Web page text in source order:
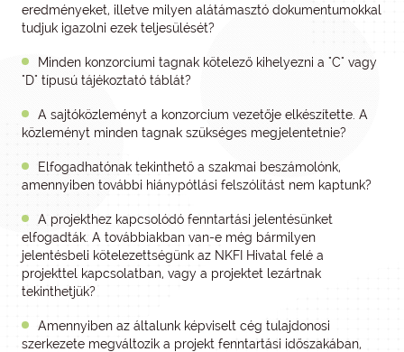
eredményeket, illetve milyen alátámasztó dokumentumokkal
tudjuk igazolni ezek teljesülését?
Minden konzorciumi tagnak kötelező kihelyezni a "C" vagy
"D" típusú tájékoztató táblát?
A sajtóközleményt a konzorcium vezetője elkészítette. A
közleményt minden tagnak szükséges megjelentetnie?
Elfogadhatónak tekinthető a szakmai beszámolónk,
amennyiben további hiánypótlási felszólítást nem kaptunk?
A projekthez kapcsolódó fenntartási jelentésünket
elfogadták. A továbbiakban van-e még bármilyen
jelentésbeli kötelezettségünk az NKFI Hivatal felé a
projekttel kapcsolatban, vagy a projektet lezártnak
tekinthetjük?
Amennyiben az általunk képviselt cég tulajdonosi
szerkezete megváltozik a projekt fenntartási időszakában,